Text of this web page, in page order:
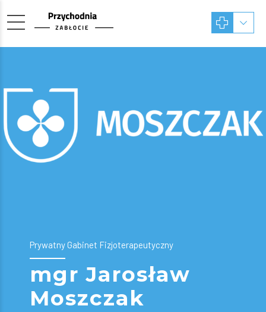
Prywatny Gabinet Fizjoterapeutyczny
mgr Jarosław
Moszczak